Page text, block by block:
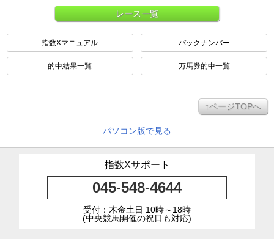
レース一覧
指数Xマニュアル バックナンバー
的中結果一覧 万馬券的中一覧
↑ページTOPへ
パソコン版で見る
指数Xサポート
045-548-4644
受付：木金土日 10時～18時
(中央競馬開催の祝日も対応)